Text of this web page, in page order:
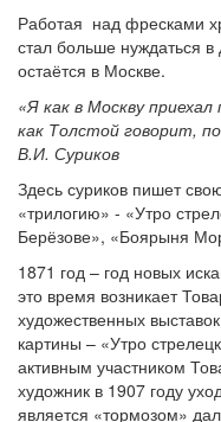
Работая над фресками
стал больше нуждаться в
остаётся в Москве.
«Я как в Москву
как Толстой говорит,
В.И. Суриков
Здесь суриков пишет
«трилогию» - «Утро
Берёзове», «Боярыня
1871 год – год новых
это время возникает
художественных
картины – «Утро
активным участником
художник в 1907 году
является «тормозом»